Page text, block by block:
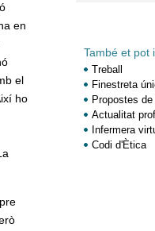
en
el
ho
També et pot
Treball
Finestreta
Propostes
Actualitat
Infermera
Codi d'Ètica